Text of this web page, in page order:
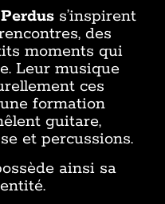
s’inspirent
des
moments qui
Leur musique
ces
formation
guitare,
et percussions.
ainsi sa